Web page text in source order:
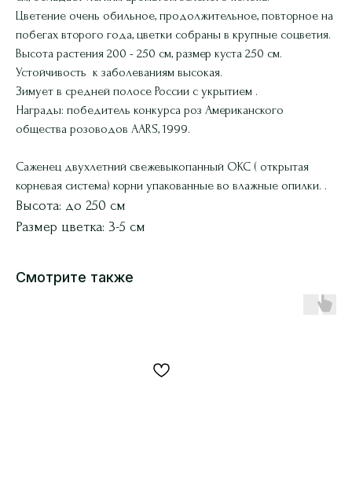
Цветение очень обильное, продолжительное, повторное на
побегах второго года, цветки собраны в крупные соцветия.
Высота растения 200 - 250 см, размер куста 250 см.
Устойчивость к заболеваниям высокая.
Зимует в средней полосе России с укрытием .
Награды: победитель конкурса роз Американского
общества розоводов AARS, 1999.
Саженец двухлетний свежевыкопанный ОКС ( открытая
корневая система) корни упакованные во влажные опилки. .
Высота: до 250 см
Размер цветка: 3-5 см
Смотрите также